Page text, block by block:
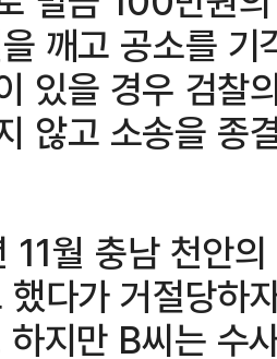
깨고 공소를
있을 경우 검찰
않고 소송을 종
월 충남 천안
다가 거절당하
지만 B씨는 수